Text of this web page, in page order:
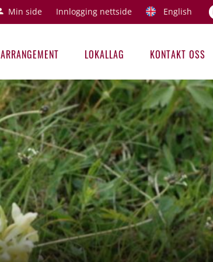
Min side Innlogging nettside English
ARRANGEMENT LOKALLAG KONTAKT OSS